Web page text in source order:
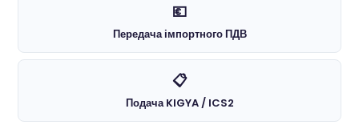
💶
Передача імпортного ПДВ
📋
Подача KIGYA / ICS2